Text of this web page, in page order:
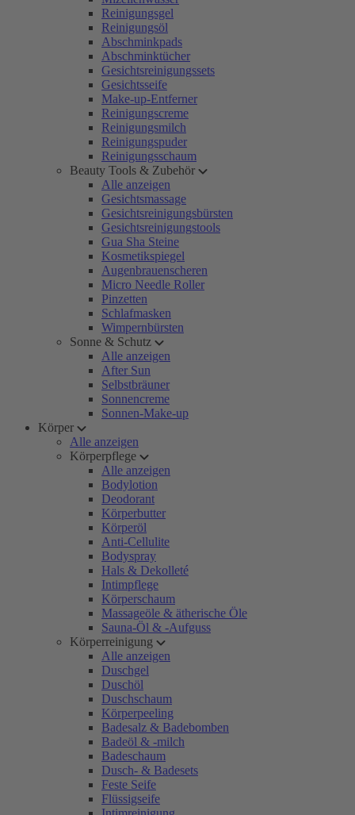
Reinigungsgel
Reinigungsöl
Abschminkpads
Abschminktücher
Gesichtsreinigungssets
Gesichtsseife
Make-up-Entferner
Reinigungscreme
Reinigungsmilch
Reinigungspuder
Reinigungsschaum
Beauty Tools & Zubehör
Alle anzeigen
Gesichtsmassage
Gesichtsreinigungsbürsten
Gesichtsreinigungstools
Gua Sha Steine
Kosmetikspiegel
Augenbrauenscheren
Micro Needle Roller
Pinzetten
Schlafmasken
Wimpernbürsten
Sonne & Schutz
Alle anzeigen
After Sun
Selbstbräuner
Sonnencreme
Sonnen-Make-up
Körper
Alle anzeigen
Körperpflege
Alle anzeigen
Bodylotion
Deodorant
Körperbutter
Körperöl
Anti-Cellulite
Bodyspray
Hals & Dekolleté
Intimpflege
Körperschaum
Massageöle & ätherische Öle
Sauna-Öl & -Aufguss
Körperreinigung
Alle anzeigen
Duschgel
Duschöl
Duschschaum
Körperpeeling
Badesalz & Badebomben
Badeöl & -milch
Badeschaum
Dusch- & Badesets
Feste Seife
Flüssigseife